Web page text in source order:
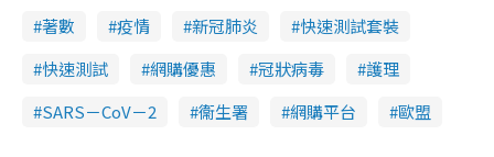
著數 疫情 新冠肺炎
快速測試套裝
快速測試
網購優惠 冠狀病毒
護理
SARS－CoV－2
衞生署 網購平台 歐盟